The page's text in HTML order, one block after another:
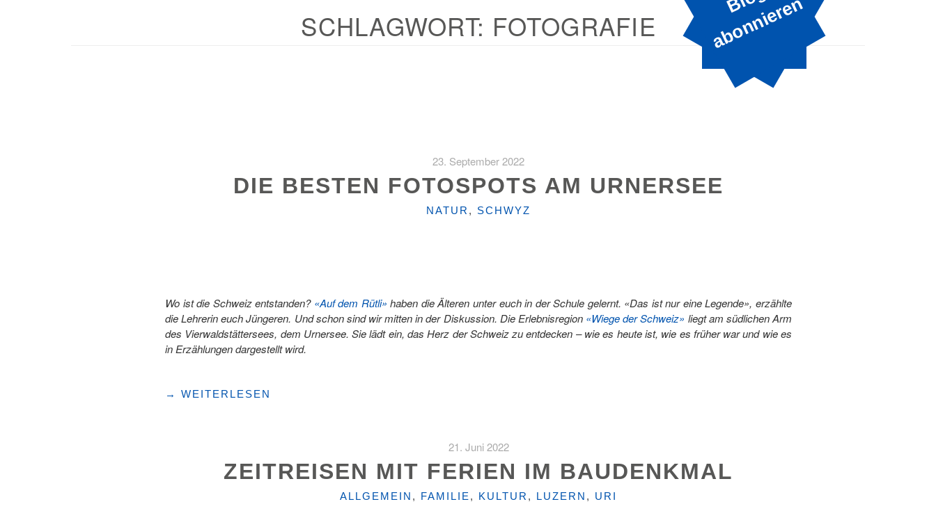
B
n
SCHLAGWORT: FOTOGRAFIE
23. September 2022
DIE BESTEN FOTOSPOTS AM URNERSEE
KATEGORIEN
NATUR , SCHWYZ
Wo ist die Schweiz entstanden? «Auf dem Rütli» haben die Älteren unter euch in der Schule gelernt. «Das ist nur eine Legende», erzählte
die Lehrerin euch Jüngeren. Und schon sind wir mitten in der Diskussion. Die Erlebnisregion «Wiege der Schweiz» liegt am südlichen Arm
des Vierwaldstättersees, dem Urnersee. Sie lädt ein, das Herz der Schweiz zu entdecken – wie es heute ist, wie es früher war und wie es
in Erzählungen dargestellt wird.
"DIE
→ WEITERLESEN
21. Juni 2022
ZEITREISEN MIT FERIEN IM BAUDENKMAL
KATEGORIEN
ALLGEMEIN , FAMILIE , KULTUR , LUZERN , URI